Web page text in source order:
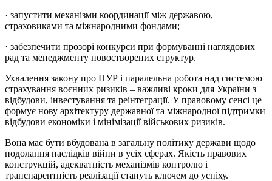
· запустити механізми координації між державою,
страховиками та міжнародними фондами;
· забезпечити прозорі конкурси при формуванні наглядових
рад та менеджменту новостворених структур.
Ухвалення закону про НУР і паралельна робота над системою
страхування воєнних ризиків – важливі кроки для України з
відбудови, інвестування та реінтеграції. У правовому сенсі це
формує нову архітектуру державної та міжнародної підтримки
відбудови економіки і мінімізації військових ризиків.
Вона має бути вбудована в загальну політику держави щодо
подолання наслідків війни в усіх сферах. Якість правових
конструкцій, адекватність механізмів контролю і
транспарентність реалізації стануть ключем до успіху.